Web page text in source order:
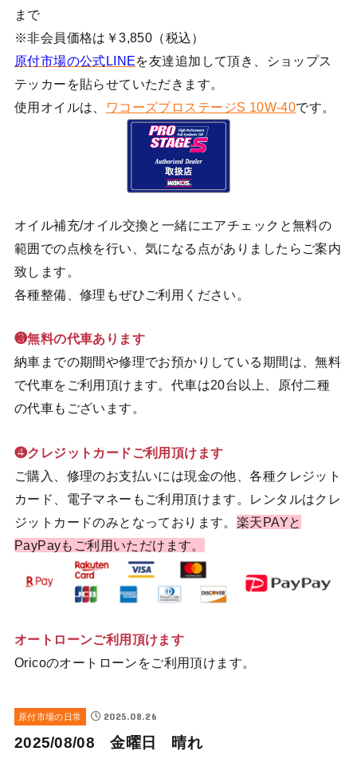
まで
※非会員価格は￥3,850（税込）
原付市場の公式LINEを友達追加して頂き、ショップス
テッカーを貼らせていただきます。
使用オイルは、
ワコーズプロステージS 10W-40です。
オイル補充/オイル交換と一緒にエアチェックと無料の
範囲での点検を行い、気になる点がありましたらご案内
致します。
各種整備、修理もぜひご利用ください。
❸無料の代車あります
納車までの期間や修理でお預かりしている期間は、無料
で代車をご利用頂けます。代車は20台以上、原付二種
の代車もございます。
❹クレジットカードご利用頂けます
ご購入、修理のお支払いには現金の他、各種クレジット
カード、電子マネーもご利用頂けます。レンタルはクレ
ジットカードのみとなっております。 楽天PAYと
PayPayもご利用いただけます。
オートローンご利用頂けます
Oricoのオートローンをご利用頂けます。
原付市場の日常 2025.08.26
2025/08/08 金曜日 晴れ